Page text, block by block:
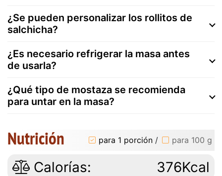
¿Se pueden personalizar los rollitos de
salchicha?
¿Es necesario refrigerar la masa antes
de usarla?
¿Qué tipo de mostaza se recomienda
para untar en la masa?
Nutrición para 1 porción / para 100 g
Calorías: 376Kcal